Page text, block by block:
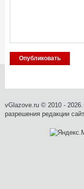
vGlazove.ru © 2010 -
разрешения редакции